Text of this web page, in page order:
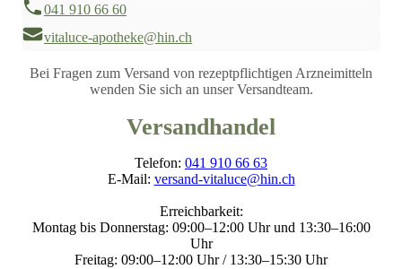
041 910 66 60
vitaluce-apotheke@hin.ch
Bei Fragen zum Versand von rezeptpflichtigen Arzneimitteln
wenden Sie sich an unser Versandteam.
Versandhandel
Telefon: 041 910 66 63
E-Mail: versand-vitaluce@hin.ch
Erreichbarkeit:
Montag bis Donnerstag: 09:00–12:00 Uhr und 13:30–16:00
Uhr
Freitag: 09:00–12:00 Uhr / 13:30–15:30 Uhr